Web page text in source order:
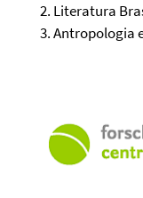
Literatura
Antropologia